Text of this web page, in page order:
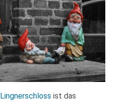
Lingnerschloss ist das